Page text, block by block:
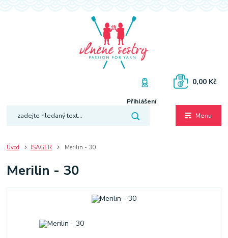
Menu
Přihlášení
0,00 Kč
Úvod ISAGER Merilin - 30
Merilin - 30